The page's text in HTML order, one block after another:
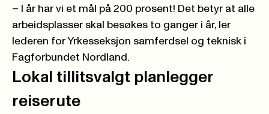
– I år har vi et mål på 200 prosent! Det betyr at alle
arbeidsplasser skal besøkes to ganger i år, ler
lederen for Yrkesseksjon samferdsel og teknisk i
Fagforbundet Nordland.
Lokal tillitsvalgt planlegger
reiserute